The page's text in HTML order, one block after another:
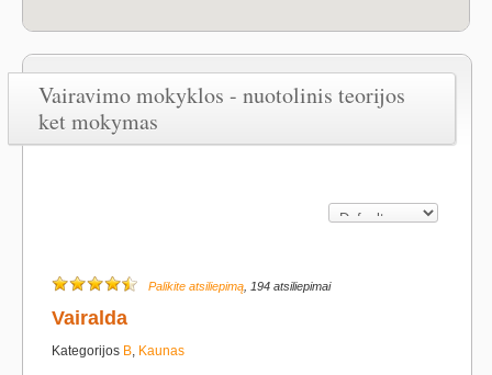
Vairavimo mokyklos - nuotolinis teorijos
ket mokymas
Palikite atsiliepimą , 194 atsiliepimai
Vairalda
Kategorijos B, Kaunas